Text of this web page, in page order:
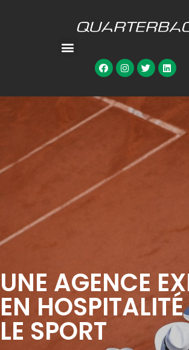
UNE AGENCE
EN
LE SPORT